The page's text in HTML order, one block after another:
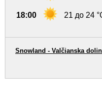
18:00 21 до 24
Snowland - Valčianska